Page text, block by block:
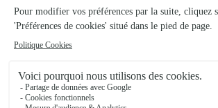
Sana Flowers
Auchy les Mines
125 rue Ignace Humblot